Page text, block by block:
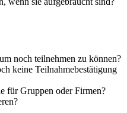
noch teilnehmen zu können?
keine Teilnahmebestätigung
für Gruppen oder Firmen?